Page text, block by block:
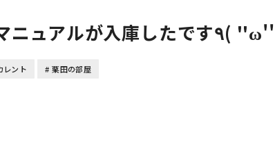
レント 栗田の部屋